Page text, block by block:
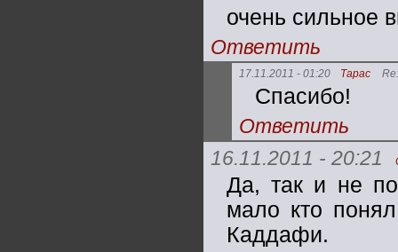
очень сильное
Ответить
17.11.2011 - 01:20 Тарас
Спасибо!
Ответить
16.11.2011 - 20:21
Да, так и не
мало кто
Каддафи.